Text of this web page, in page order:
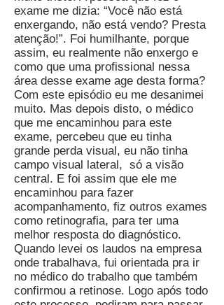
exame me dizia: “Você não está
enxergando, não está vendo? Presta
atenção!”. Foi humilhante, porque
assim, eu realmente não enxergo e
como que uma profissional nessa
área desse exame age desta forma?
Com este episódio eu me desanimei
muito. Mas depois disto, o médico
que me encaminhou para este
exame, percebeu que eu tinha
grande perda visual, eu não tinha
campo visual lateral, só a visão
central. E foi assim que ele me
encaminhou para fazer
acompanhamento, fiz outros exames
como retinografia, para ter uma
melhor resposta do diagnóstico.
Quando levei os laudos na empresa
onde trabalhava, fui orientada pra ir
no médico do trabalho que também
confirmou a retinose. Logo após todo